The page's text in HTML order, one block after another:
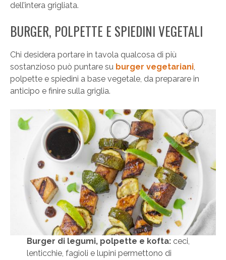
dell’intera grigliata.
BURGER, POLPETTE E SPIEDINI VEGETALI
Chi desidera portare in tavola qualcosa di più
sostanzioso può puntare su burger vegetariani,
polpette e spiedini a base vegetale, da preparare in
anticipo e finire sulla griglia.
Burger di legumi, polpette e kofta:ceci,
lenticchie, fagioli e lupini permettono di